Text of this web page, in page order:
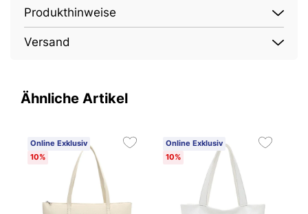
Produkthinweise
Versand
Ähnliche Artikel
Online Exklusiv
10%
Online Exklusiv
10%